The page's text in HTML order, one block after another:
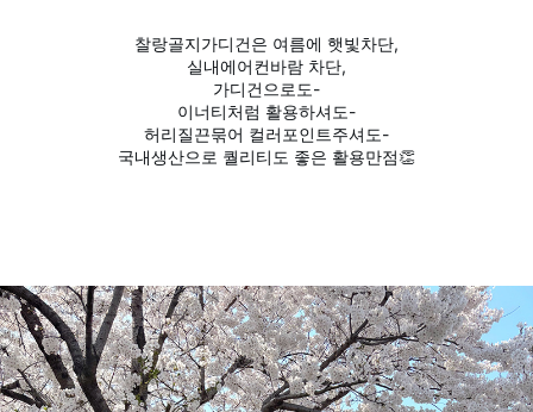
찰랑골지가디건은 여름에 햇빛차단,
실내에어컨바람 차단,
가디건으로도-
이너티처럼 활용하셔도-
허리질끈묶어 컬러포인트주셔도-
국내생산으로 퀄리티도 좋은 활용만점👏